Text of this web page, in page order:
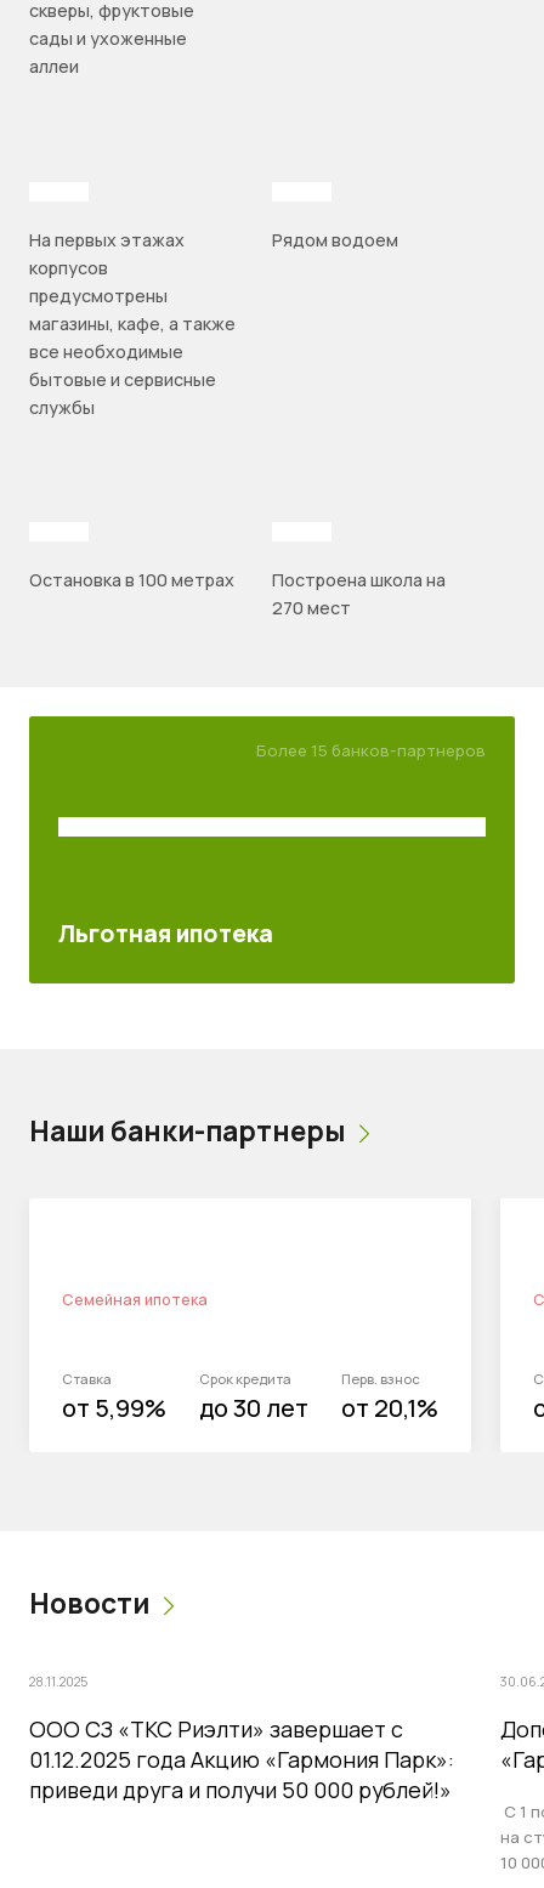
скверы, фруктовые
сады и ухоженные
аллеи
На первых этажах
корпусов
предусмотрены
магазины, кафе, а также
все необходимые
бытовые и сервисные
службы
Рядом водоем
Остановка в 100 метрах
Построена школа на
270 мест
Более 15 банков-партнеров
Льготная ипотека
Наши банки-партнеры
Семейная ипотека
Ставка
от 5,99%
Срок кредита
до 30 лет
Перв. взнос
от 20,1%
Новости
28.11.2025
ООО СЗ «ТКС Риэлти» завершает с
01.12.2025 года Акцию «Гармония Парк»:
приведи друга и получи 50 000 рублей!»
С 1
на
10